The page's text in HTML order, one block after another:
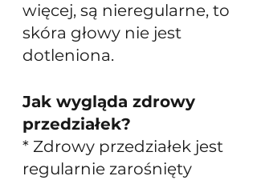
więcej, są nieregularne, to
skóra głowy nie jest
dotleniona.
Jak wygląda zdrowy
przedziałek?
* Zdrowy przedziałek jest
regularnie zarośnięty